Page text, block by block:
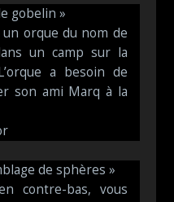
gobelin »
orque du nom de
un camp sur la
a besoin de
son ami Marq à la
de sphères »
contre-bas, vous